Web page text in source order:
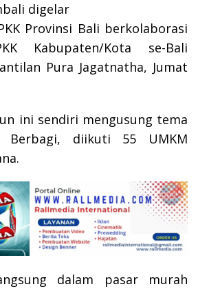
digelar
Provinsi Bali berkolaborasi
Kabupaten/Kota se-Bali
Pura Jagatnatha, Jumat
ini sendiri mengusung tema
Berbagi, diikuti 55 UMKM
dalam pasar murah